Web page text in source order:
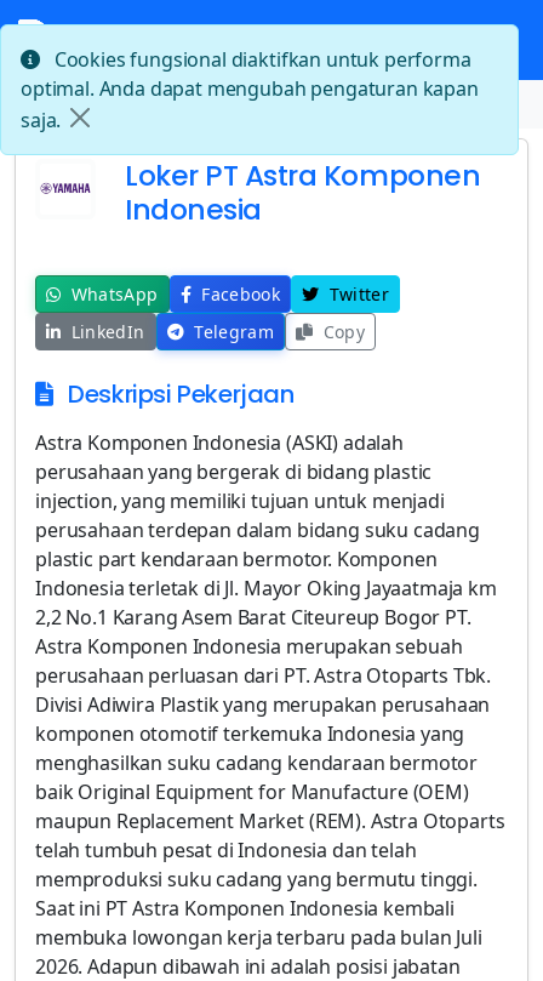
Beranda Loker PT Astra Komponen Indonesia
Loker PT Astra Komponen
Indonesia
WhatsApp Facebook
Twitter
LinkedIn
Telegram Copy
Deskripsi Pekerjaan
Astra Komponen Indonesia (ASKI) adalah
perusahaan yang bergerak di bidang plastic
injection, yang memiliki tujuan untuk menjadi
perusahaan terdepan dalam bidang suku cadang
plastic part kendaraan bermotor. Komponen
Indonesia terletak di Jl. Mayor Oking Jayaatmaja km
2,2 No.1 Karang Asem Barat Citeureup Bogor PT.
Astra Komponen Indonesia merupakan sebuah
perusahaan perluasan dari PT. Astra Otoparts Tbk.
Divisi Adiwira Plastik yang merupakan perusahaan
komponen otomotif terkemuka Indonesia yang
menghasilkan suku cadang kendaraan bermotor
baik Original Equipment for Manufacture (OEM)
maupun Replacement Market (REM). Astra Otoparts
telah tumbuh pesat di Indonesia dan telah
memproduksi suku cadang yang bermutu tinggi.
Saat ini PT Astra Komponen Indonesia kembali
membuka lowongan kerja terbaru pada bulan Juli
2026. Adapun dibawah ini adalah posisi jabatan
Cookies fungsional diaktifkan untuk performa
optimal. Anda dapat mengubah pengaturan kapan
saja.